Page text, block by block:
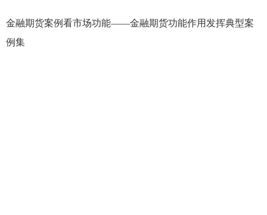
金融期货案例看市场功能——金融期货功能作用发挥典型案
例集